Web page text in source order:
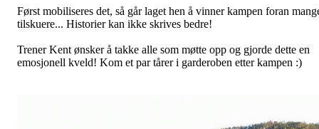
Først mobiliseres det, så går laget hen å vinner kampen foran
tilskuere... Historier kan ikke skrives bedre!
Trener Kent ønsker å takke alle som møtte opp og gjorde dette en
emosjonell kveld! Kom et par tårer i garderoben etter kampen :)